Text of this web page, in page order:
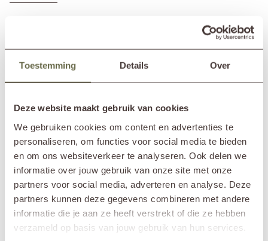
Toestemming Details Over
Deze website maakt gebruik van cookies
We gebruiken cookies om content en advertenties te
personaliseren, om functies voor social media te bieden
en om ons websiteverkeer te analyseren. Ook delen we
informatie over jouw gebruik van onze site met onze
partners voor social media, adverteren en analyse. Deze
partners kunnen deze gegevens combineren met andere
informatie die je aan ze heeft verstrekt of die ze hebben
verzameld op basis van jouw gebruik van hun services.
Dieses besondere 6-Personen Gartenmöbel-Set mit Bank und Stühlen
wird aus langlebigem, recyceltem Teakholz gefertigt und kann
problemlos das ganze Jahr über im Freien stehen. Um die Lebensdauer
zu verlängern und die warme Holzfarbe zu erhalten, empfehlen wir die
Eine regelmäßige Reinigung mit einem milden Reinigungsmittel und
einer weichen Bürste trägt ebenfalls zum Erhalt der Holzqualität bei.
Wird das Set längere Zeit nicht genutzt, empfiehlt es sich, es trocken
und gut belüftet zu lagern, um Grünbelag und Schimmelbildung zu
vermeiden.
Im Showroom?
Nunspeet (NL)
Wassenaar (NL)
Tischhöhe
77cm
Stuhlbreite
Stuhltiefe
Stuhlhöhe
Sofalänge
200cm
45cm
Sofahöhe
Rahmenmaterial
Recyceltes Teakholz
Kissenmaterial
Sunbrella Stoff
Kaltschaum
Abnehmbarer Bezug